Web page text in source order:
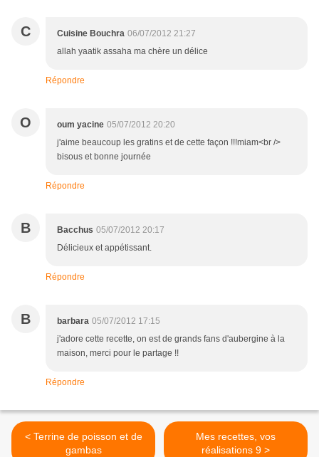
C Cuisine Bouchra 06/07/2012 21:27
allah yaatik assaha ma chère un délice
Répondre
O oum yacine 05/07/2012 20:20
j'aime beaucoup les gratins et de cette façon !!!miam<br />
bisous et bonne journée
Répondre
B Bacchus 05/07/2012 20:17
Délicieux et appétissant.
Répondre
B barbara 05/07/2012 17:15
j'adore cette recette, on est de grands fans d'aubergine à la
maison, merci pour le partage !!
Répondre
< Terrine de poisson et de
gambas
Mes recettes, vos
réalisations 9 >